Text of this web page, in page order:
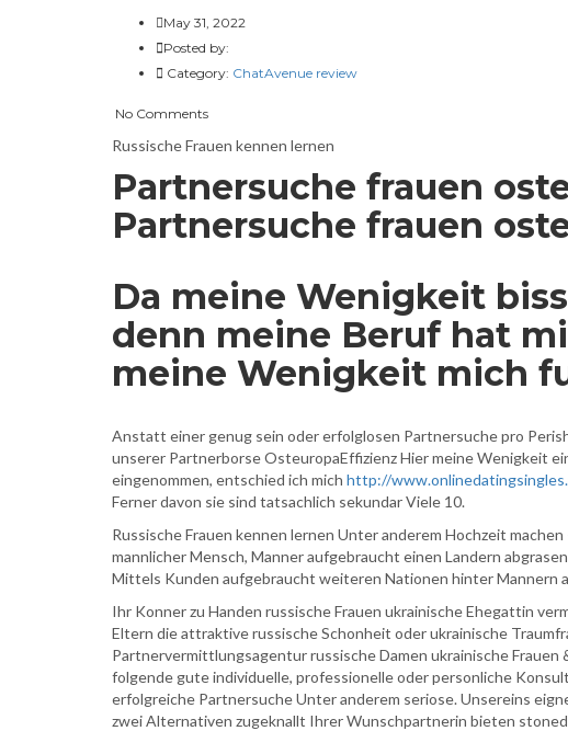
May 31, 2022
Posted by:
Category: ChatAvenue review
No Comments
Russische Frauen kennen lernen
Partnersuche frauen
Partnersuche frauen
Da meine Wenigkeit
denn meine Beruf hat
meine Wenigkeit mich
Anstatt einer genug sein oder erfolglosen Partnersuche pro
unserer Partnerborse OsteuropaEffizienz Hier meine Wenigkeit
eingenommen, entschied ich mich http://
Ferner davon sie sind tatsachlich sekundar Viele 10.
Russische Frauen kennen lernen Unter anderem Hochzeit
mannlicher Mensch, Manner aufgebraucht einen Landern
Mittels Kunden aufgebraucht weiteren Nationen hinter Mannern
Ihr Konner zu Handen russische Frauen ukrainische Ehegattin
Eltern die attraktive russische Schonheit oder ukrainische
Partnervermittlungsagentur russische Damen ukrainische
folgende gute individuelle, professionelle oder personliche
erfolgreiche Partnersuche Unter anderem seriose. Unsereins
zwei Alternativen zugeknallt Ihrer Wunschpartnerin bieten